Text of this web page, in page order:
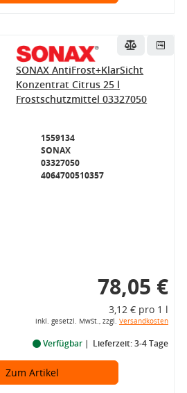
SONAX AntiFrost+KlarSicht
Konzentrat Citrus 25 l
Frostschutzmittel 03327050
1559134
SONAX
03327050
4064700510357
78,05 €
3,12 € pro 1 l
inkl. gesetzl. MwSt., zzgl. Versandkosten
Verfügbar Lieferzeit: 3-4 Tage
Zum Artikel